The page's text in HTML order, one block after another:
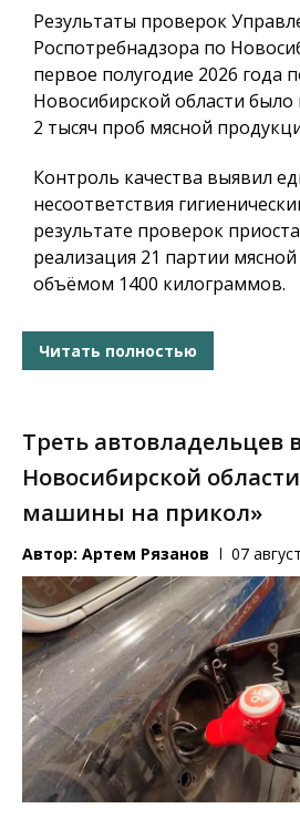
Результаты проверок
Роспотребнадзора по
первое полугодие 2026 года
Новосибирской области было
2 тысяч проб мясной
Контроль качества выявил
несоответствия
результате проверок
реализация 21 партии
объёмом 1400 килограммов.
Читать полностью
Треть автовладельцев
Новосибирской
машины на прикол»
Автор: Артем Рязанов 07